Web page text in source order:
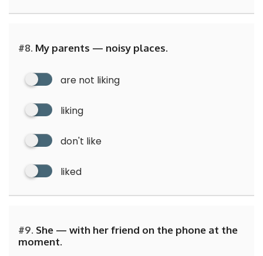
#8. My parents — noisy places.
are not liking
liking
don't like
liked
#9. She — with her friend on the phone at the
moment.